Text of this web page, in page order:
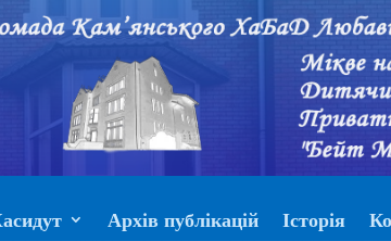
Архів публікацій Історія